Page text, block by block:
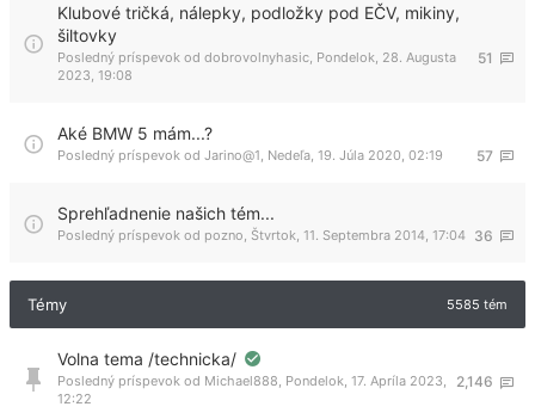
Klubové tričká, nálepky, podložky pod EČV, mikiny,
šiltovky
51
Posledný príspevok od dobrovolnyhasic Pondelok, 28. Augusta
2023, 19:08
Aké BMW 5 mám...?
57
Posledný príspevok od Jarino@1 Nedeľa, 19. Júla 2020, 02:19
Sprehľadnenie našich tém...
36
Posledný príspevok od pozno Štvrtok, 11. Septembra 2014, 17:04
Témy 5585 tém
Volna tema /technicka/
2,146
Posledný príspevok od Michael888, Pondelok, 17. Apríla 2023,
12:22